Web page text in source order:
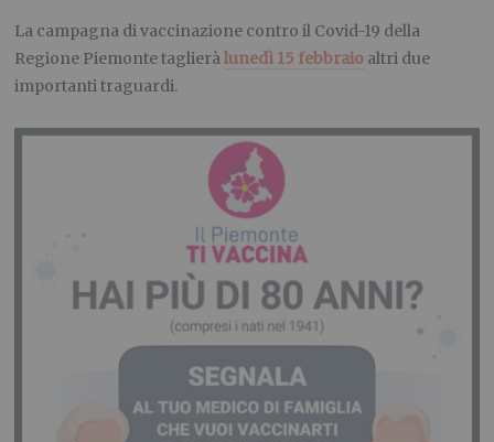
La campagna di vaccinazione contro il Covid-19 della
Regione Piemonte taglieràlunedì 15 febbraio altri due
importanti traguardi.